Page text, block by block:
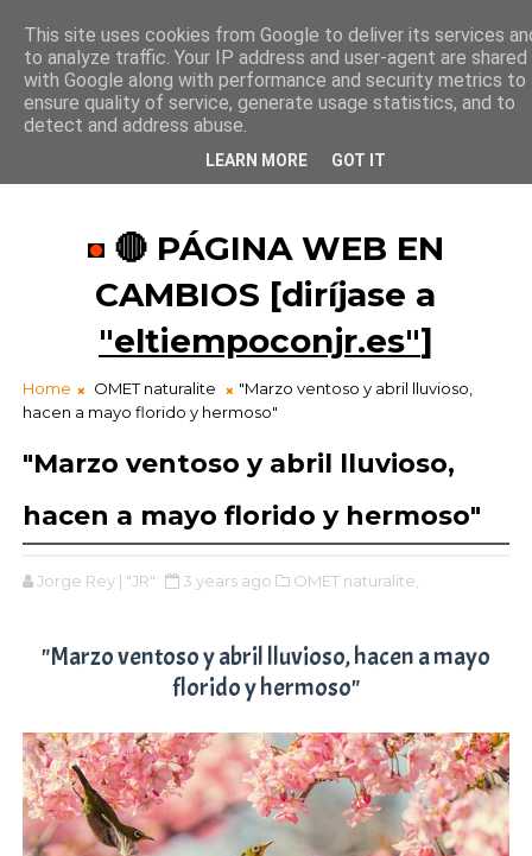
¡Buen día!
16: 34: 07
🔴 PÁGINA WEB EN
CAMBIOS [diríjase a
"eltiempoconjr.es"]
Home OMET naturalite
"Marzo ventoso y abril lluvioso,
hacen a mayo florido y hermoso"
"Marzo ventoso y abril lluvioso,
hacen a mayo florido y hermoso"
Jorge Rey | "JR" 3 years ago OMET naturalite,
"Marzo ventoso y abril lluvioso, hacen a mayo
florido y hermoso"
This site uses cookies from Google to deliver its services
to analyze traffic. Your IP address and user-agent are shared
with Google along with performance and security metrics to
ensure quality of service, generate usage statistics, and to
detect and address abuse.
LEARN MORE GOT IT